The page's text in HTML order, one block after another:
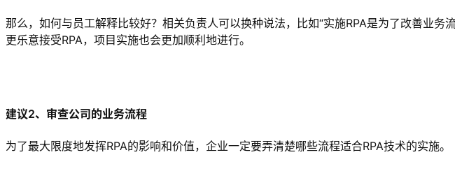
那么，如何与员工解释比较好？相关负责人可以换种说法，比如“实施RPA是为了改善业
更乐意接受RPA，项目实施也会更加顺利地进行。
建议2、审查公司的业务流程
为了最大限度地发挥RPA的影响和价值，企业一定要弄清楚哪些流程适合RPA技术的实施。